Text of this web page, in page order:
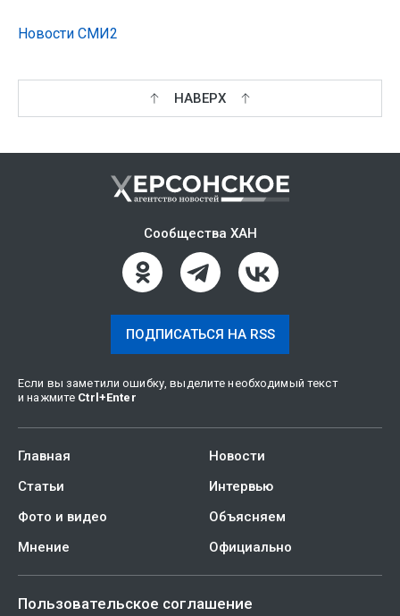
Новости СМИ2
НАВЕРХ
Сообщества ХАН
ПОДПИСАТЬСЯ НА RSS
Если вы заметили ошибку, выделите необходимый текст
и нажмите Ctrl +Enter
Главная
Новости
Статьи
Интервью
Фото и видео
Объясняем
Мнение
Официально
Пользовательское соглашение